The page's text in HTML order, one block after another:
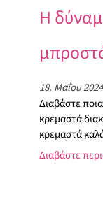
Η
18. Μαΐου 2024
Διαβάστε ποια
κρεμαστά
κρεμαστά
Διαβάστε